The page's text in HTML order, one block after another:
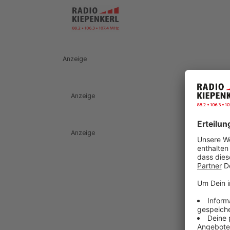
Anzeige
Anzeige
Anzeige